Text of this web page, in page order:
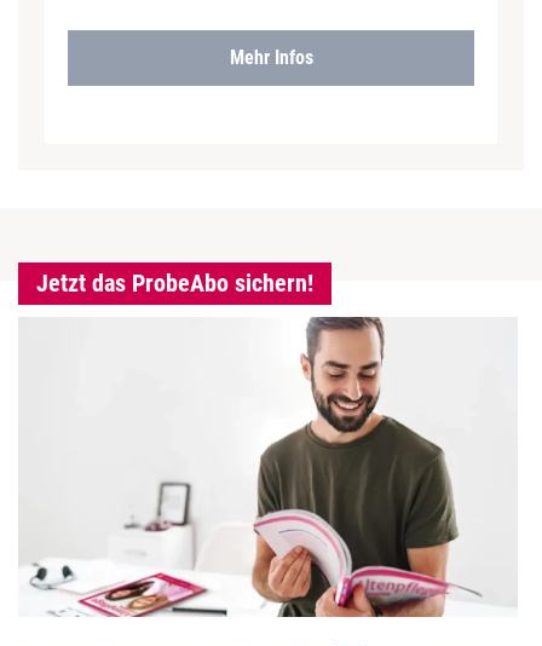
Mehr Infos
Jetzt das ProbeAbo sichern!